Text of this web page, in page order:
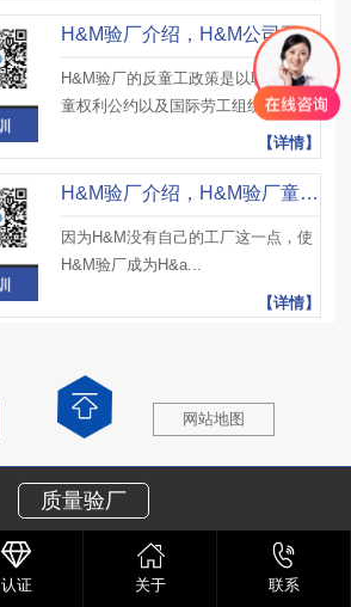
H&M验厂介绍，H&M公司要求供货商及H&M验厂正式文件
H&M验厂的反童工政策是以联合国儿
童权利公约以及国际劳工组织1...
【详情】
H&M验厂介绍，H&M验厂童工要求及H&M验厂审核清单
因为H&M没有自己的工厂这一点，使
H&M验厂成为H&a...
【详情】
质量验厂
网站地图
认证 关于 联系